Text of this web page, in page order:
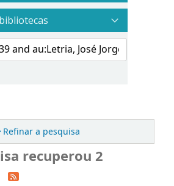
Refinar a pesquisa
recuperou 2